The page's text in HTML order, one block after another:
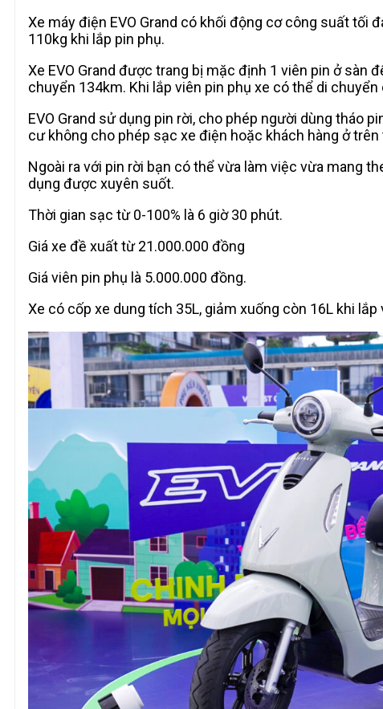
Xe máy điện EVO Grand có khối động cơ công suất tối
110kg khi lắp pin phụ.
Xe EVO Grand được trang bị mặc định 1 viên pin ở sàn
chuyển 134km. Khi lắp viên pin phụ xe có thể di
EVO Grand sử dụng pin rời, cho phép người dùng tháo
cư không cho phép sạc xe điện hoặc khách hàng ở
Ngoài ra với pin rời bạn có thể vừa làm việc vừa mang
dụng được xuyên suốt.
Thời gian sạc từ 0-100% là 6 giờ 30 phút.
Giá xe đề xuất từ 21.000.000 đồng
Giá viên pin phụ là 5.000.000 đồng.
Xe có cốp xe dung tích 35L, giảm xuống còn 16L khi lắp